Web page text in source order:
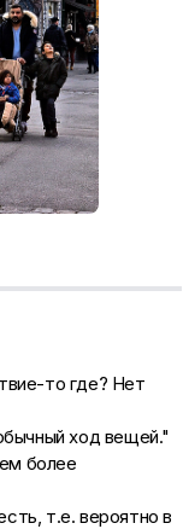
то где? Нет
ход вещей."
более
т.е. вероятно в